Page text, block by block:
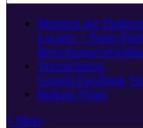
Meistern der
Locator + Pages
Verzeichnisse
Google Facebook
Release Notes
+ More